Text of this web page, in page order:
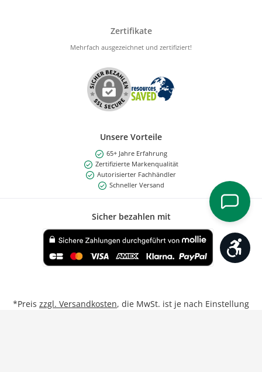
Zertifikate
Mehrfach ausgezeichnet und zertifiziert!
Unsere Vorteile
65+ Jahre Erfahrung
Zertifizierte Markenqualität
Autorisierter Fachhändler
Schneller Versand
Sicher bezahlen mit
*Preis zzgl. Versandkosten, die MwSt. ist je nach Einstellung